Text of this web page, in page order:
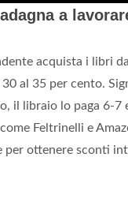
a
acquista i libri
al 35 per cento.
il libraio lo paga 6-7
Feltrinelli e
per ottenere sconti